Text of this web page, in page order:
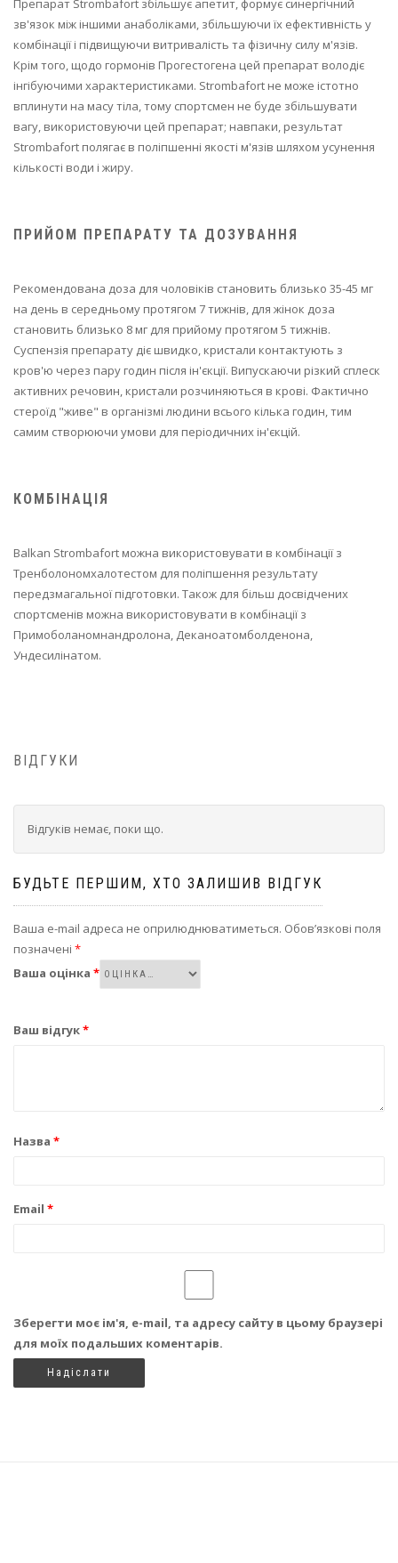
Препарат Strombafort збільшує апетит, формує синергічний
зв'язок між іншими анаболіками, збільшуючи їх ефективність у
комбінації і підвищуючи витривалість та фізичну силу м'язів.
Крім того, щодо гормонів Прогестогена цей препарат володіє
інгібуючими характеристиками. Strombafort не може істотно
вплинути на масу тіла, тому спортсмен не буде збільшувати
вагу, використовуючи цей препарат; навпаки, результат
Strombafort полягає в поліпшенні якості м'язів шляхом усунення
кількості води і жиру.
ПРИЙОМ ПРЕПАРАТУ ТА ДОЗУВАННЯ
Рекомендована доза для чоловіків становить близько 35-45 мг
на день в середньому протягом 7 тижнів, для жінок доза
становить близько 8 мг для прийому протягом 5 тижнів.
Суспензія препарату діє швидко, кристали контактують з
кров'ю через пару годин після ін'єкції. Випускаючи різкий сплеск
активних речовин, кристали розчиняються в крові. Фактично
стероїд "живе" в організмі людини всього кілька годин, тим
самим створюючи умови для періодичних ін'єкцій.
КОМБІНАЦІЯ
Balkan Strombafort можна використовувати в комбінації з
Тренболономхалотестом для поліпшення результату
передзмагальної підготовки. Також для більш досвідчених
спортсменів можна використовувати в комбінації з
Примоболаномнандролона, Деканоатомболденона,
Ундесилінатом.
ВІДГУКИ
Відгуків немає, поки що.
БУДЬТЕ ПЕРШИМ, ХТО ЗАЛИШИВ ВІДГУК
Ваша e-mail адреса не оприлюднюватиметься. Обов’язкові поля
позначені *
Ваша оцінка *
Ваш відгук*
Назва *
Email *
Зберегти моє ім'я, e-mail, та адресу сайту в цьому браузері
для моїх подальших коментарів.